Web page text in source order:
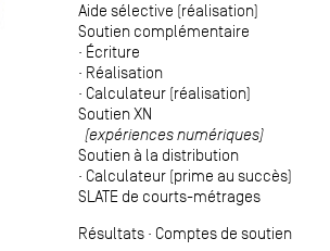
Aide sélective (réalisation)
Soutien complémentaire
· Écriture
· Réalisation
· Calculateur (réalisation)
Soutien XN
(expériences numériques)
Soutien à la distribution
· Calculateur (prime au succès)
SLATE de courts-métrages
Résultats · Comptes de soutien